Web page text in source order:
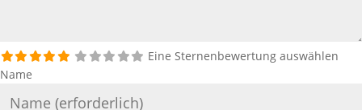
Eine Sternenbewertung auswählen
Name